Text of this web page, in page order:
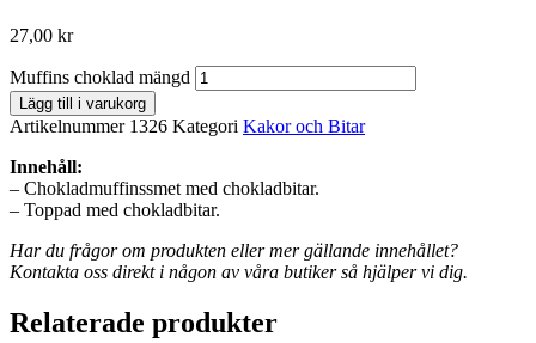
27,00 kr
Muffins choklad mängd
Lägg till i varukorg
Artikelnummer 1326 Kategori Kakor och Bitar
Innehåll:
– Chokladmuffinssmet med chokladbitar.
– Toppad med chokladbitar.
Har du frågor om produkten eller mer gällande innehållet?
Kontakta oss direkt i någon av våra butiker så hjälper vi dig.
Relaterade produkter